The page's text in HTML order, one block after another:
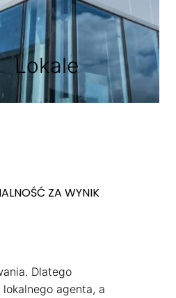
Lokale
ZA WYNIK
Dlatego
agenta, a